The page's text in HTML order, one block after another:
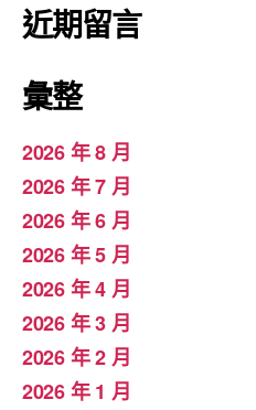
近期留言
彙整
2026 年 8 月
2026 年 7 月
2026 年 6 月
2026 年 5 月
2026 年 4 月
2026 年 3 月
2026 年 2 月
2026 年 1 月